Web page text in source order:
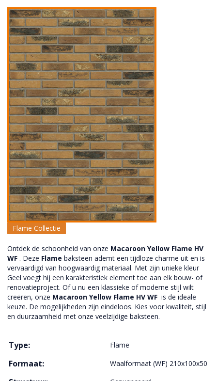
Flame Collectie
Ontdek de schoonheid van onze Macaroon Yellow Flame HV
WF . Deze Flame baksteen ademt een tijdloze charme uit en is
vervaardigd van hoogwaardig materiaal. Met zijn unieke kleur
Geel voegt hij een karakteristiek element toe aan elk bouw- of
renovatieproject. Of u nu een klassieke of moderne stijl wilt
creëren, onze Macaroon Yellow Flame HV WF is de ideale
keuze. De mogelijkheden zijn eindeloos. Kies voor kwaliteit, stijl
en duurzaamheid met onze veelzijdige baksteen.
Type: Flame
Formaat: Waalformaat (WF) 210x100x50